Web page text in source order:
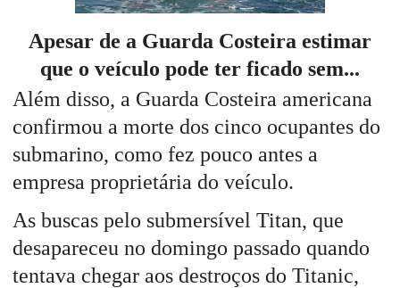
Apesar de a Guarda Costeira estimar
que o veículo pode ter ficado sem...
Além disso, a Guarda Costeira americana
confirmou a morte dos cinco ocupantes do
submarino, como fez pouco antes a
empresa proprietária do veículo.
As buscas pelo submersível Titan, que
desapareceu no domingo passado quando
tentava chegar aos destroços do Titanic,